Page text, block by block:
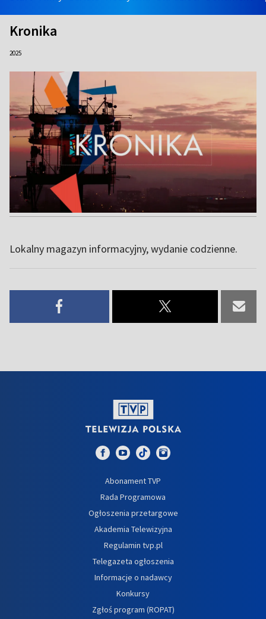
Kronika
2025
Lokalny magazyn informacyjny, wydanie codzienne.
Abonament TVP
Rada Programowa
Ogłoszenia przetargowe
Akademia Telewizyjna
Regulamin tvp.pl
Telegazeta ogłoszenia
Informacje o nadawcy
Konkursy
Zgłoś program (ROPAT)